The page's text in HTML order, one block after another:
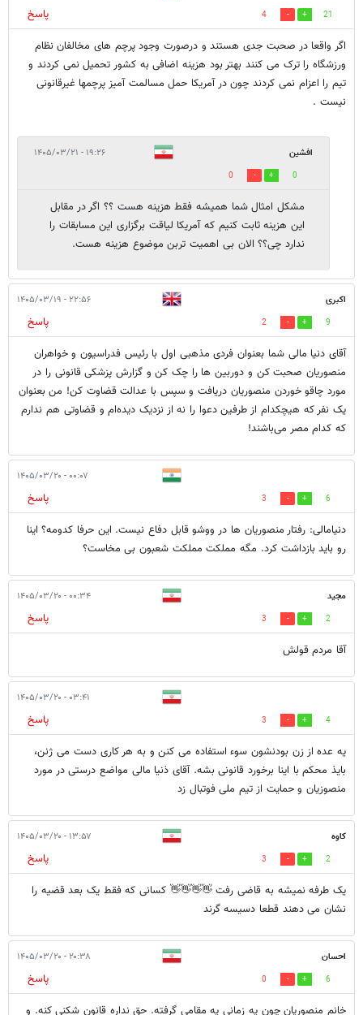
21
4
پاسخ
اگر واقعا در صحبت جدی هستند و درصورت وجود پرچم های مخالفان نظام
ورزشگاه را ترک می کنند بهتر بود هزینه اضافی به کشور تحمیل نمی کردند و
تیم را اعزام نمی کردند چون در آمریکا حمل مسالمت آمیز پرچمها غیرقانونی
نیست .
افشین ۱۹:۲۶ - ۱۴۰۵/۰۳/۲۱
0
0
مشکل امثال شما همیشه فقط هزینه هست ؟؟ اگر در مقابل
این هزینه ثابت کنیم که آمریکا لیاقت برگزاری این مسابقات را
ندارد چی؟؟ الان بی اهمیت تربن موضوع هزینه هست.
اکبری ۲۲:۵۶ - ۱۴۰۵/۰۳/۱۹
9
2
پاسخ
آقای دنیا مالی شما بعنوان فردی مذهبی اول با رئیس فدراسیون و خواهران
منصوریان صحبت کن و دوربین ها را چک کن و گزارش پزشکی قانونی را در
مورد چاقو خوردن منصوریان دریافت و سپس با عدالت قضاوت کن! من بعنوان
یک نفر که هیچکدام از طرفین دعوا را نه از نزدیک دیده‌ام و قضاوتی هم ندارم
که کدام مصر می‌باشند!
۰۰:۰۷ - ۱۴۰۵/۰۳/۲۰
6
3
پاسخ
دنیامالی: رفتار منصوریان ها در ووشو قابل دفاع نیست. این حرفا کدومه؟ اینا
رو باید بازداشت کرد. مگه مملکت مملکت شعبون بی مخاست؟
مجید ۰۰:۳۴ - ۱۴۰۵/۰۳/۲۰
2
3
پاسخ
آقا مردم قولش
۰۳:۴۱ - ۱۴۰۵/۰۳/۲۰
4
3
پاسخ
یه عده از زن بودنشون سوء استفاده می کنن و به هر کاری دست می ژنن،
بایذ محکم با اینا برخورد قانونی بشه. آقای ذنیا مالی مواضع درستی در مورد
منصوزیان و حمایت از تیم ملی فوتبال زد
کاوه ۱۳:۵۷ - ۱۴۰۵/۰۳/۲۰
2
3
پاسخ
یک طرفه نمیشه به قاضی رفت 👋👋👋👋 کسانی که فقط یک بعد قضیه را
نشان می دهند قطعا دسیسه گرند
احسان ۲۰:۳۸ - ۱۴۰۵/۰۳/۲۰
6
0
پاسخ
خانم منصوریان چون یه زمانی یه مقامی گرفته. حق نداره قانون شکنی کنه. و